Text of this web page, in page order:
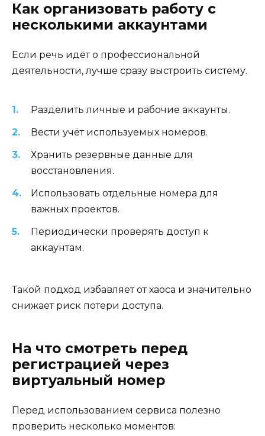
Как организовать работу с
несколькими аккаунтами
Если речь идёт о профессиональной
деятельности, лучше сразу выстроить систему.
Разделить личные и рабочие аккаунты.
Вести учёт используемых номеров.
Хранить резервные данные для
восстановления.
Использовать отдельные номера для
важных проектов.
Периодически проверять доступ к
аккаунтам.
Такой подход избавляет от хаоса и значительно
снижает риск потери доступа.
На что смотреть перед
регистрацией через
виртуальный номер
Перед использованием сервиса полезно
проверить несколько моментов: